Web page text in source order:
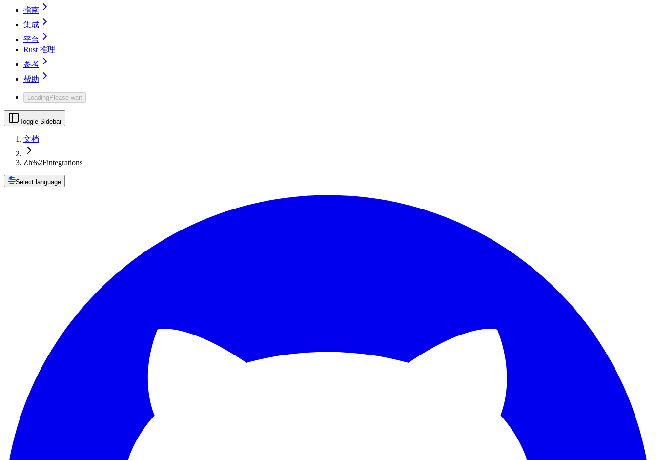
指南
集成
平台
Rust 推理
参考
帮助
LoadingPlease wait
Toggle Sidebar
文档
Zh%2Fintegrations
Select language